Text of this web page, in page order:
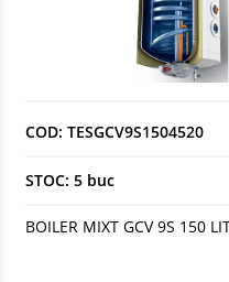
COD: TESGCV9S1504520
STOC: 5 buc
BOILER MIXT GCV 9S 150